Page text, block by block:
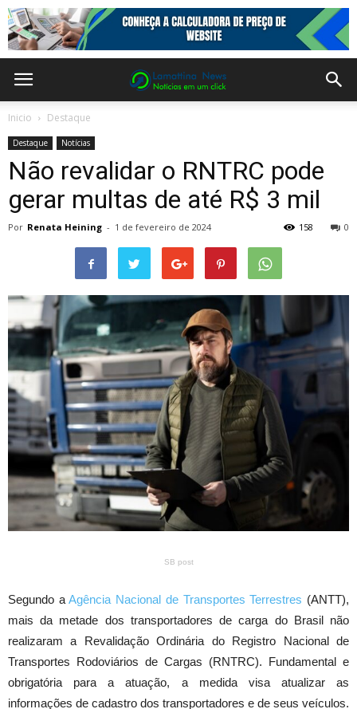
Inicio Destaque
Destaque Notícias
Não revalidar o RNTRC pode
gerar multas de até R$ 3 mil
Por Renata Heining - 1 de fevereiro de 2024 0
158
SB post
Segundo aAgência Nacional de Transportes Terrestres (ANTT),
mais da metade dos transportadores de carga do Brasil não
realizaram a Revalidação Ordinária do Registro Nacional de
Transportes Rodoviários de Cargas (RNTRC). Fundamental e
obrigatória para a atuação, a medida visa atualizar as
informações de cadastro dos transportadores e de seus veículos.